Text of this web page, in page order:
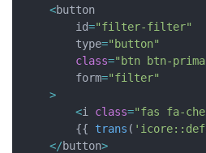
<button
        id
="filter-filter"
        type
="button"
class="btn btn-
        form
="filter"
>
<i class="fas fa-
{{ trans (
</button>